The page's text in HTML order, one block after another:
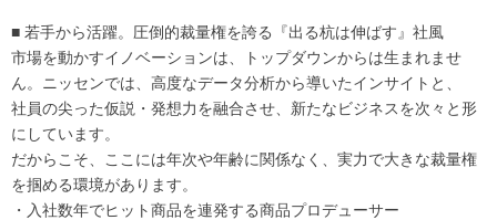
■ 若手から活躍。圧倒的裁量権を誇る『出る杭は伸ばす』社風
市場を動かすイノベーションは、トップダウンからは生まれませ
ん。ニッセンでは、高度なデータ分析から導いたインサイトと、
社員の尖った仮説・発想力を融合させ、新たなビジネスを次々と形
にしています。
だからこそ、ここには年次や年齢に関係なく、実力で大きな裁量権
を掴める環境があります。
・入社数年でヒット商品を連発する商品プロデューサー